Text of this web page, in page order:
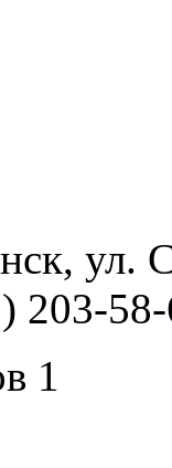
ул.
203-
1